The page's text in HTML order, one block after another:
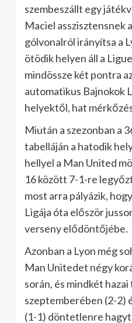
szembeszállt egy
Maciel asszisztensnek
gólvonalról irányítsa a
ötödik helyen áll a
mindössze két pontra
automatikus Bajnokok
helyektől, hat
Miután a szezonban a
tabelláján a hatodik
hellyel a Man United
16 között 7-1-re
most arra pályázik,
Ligája óta először
verseny elődöntőjébe.
Azonban a Lyon még
Man Unitedet négy
során, és mindkét
szeptemberében (2-2)
(1-1) döntetlenre